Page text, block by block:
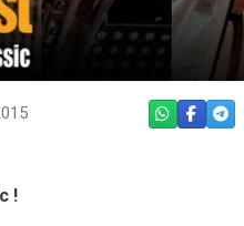
WHATSAPP
!